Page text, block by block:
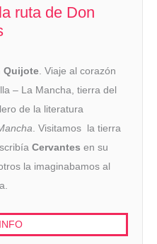
ruta de Don
Quijote . Viaje al corazón
– La Mancha, tierra del
de la literatura
. Visitamos la tierra
Cervantes en su
la imaginabamos al